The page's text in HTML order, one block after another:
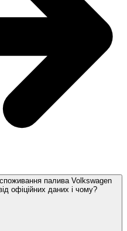
споживання палива Volkswagen
офіційних даних і чому?